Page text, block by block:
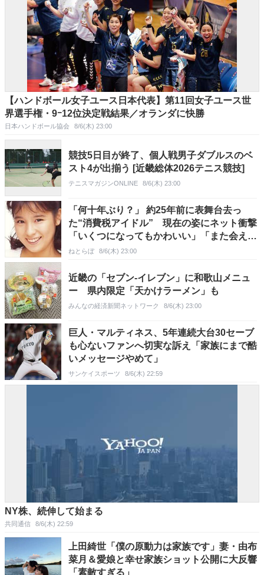
【ハンドボール女子ユース日本代表】第11回女子ユース世
界選手権・9ｰ12位決定戦結果／オランダに快勝
日本ハンドボール協会 8/6(木) 23:00
競技5日目が終了、個人戦男子ダブルスのベ
スト4が出揃う [近畿総体2026テニス競技]
テニスマガジンONLINE 8/6(木) 23:00
「何十年ぶり？」 約25年前に表舞台去っ
た“消費税アイドル” 現在の姿にネット衝撃
「いくつになってもかわいい」「また会える
なんて」
ねとらぼ 8/6(木) 23:00
近畿の「セブン-イレブン」に和歌山メニュ
ー 県内限定「天かけラーメン」も
みんなの経済新聞ネットワーク 8/6(木) 23:00
巨人・マルティネス、5年連続大台30セーブ
も心ないファンへ切実な訴え「家族にまで酷
いメッセージやめて」
サンケイスポーツ 8/6(木) 22:59
NY株、続伸して始まる
共同通信 8/6(木) 22:59
上田綺世「僕の原動力は家族です」妻・由布
菜月＆愛娘と幸せ家族ショット公開に大反響
「素敵すぎる」